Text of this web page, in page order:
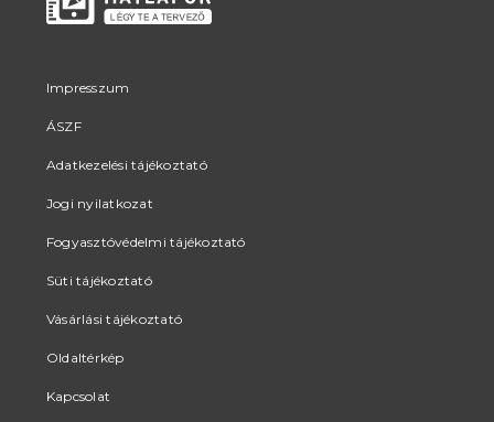
Impresszum
ÁSZF
Adatkezelési tájékoztató
Jogi nyilatkozat
Fogyasztóvédelmi tájékoztató
Süti tájékoztató
Vásárlási tájékoztató
Oldaltérkép
Kapcsolat